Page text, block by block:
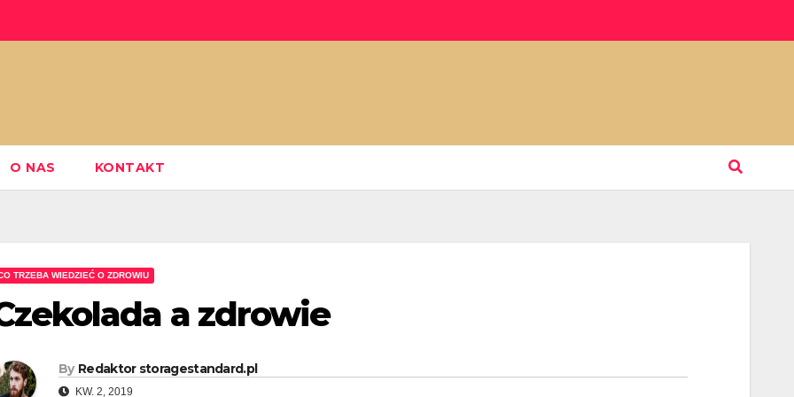
O NAS KONTAKT
TRZEBA WIEDZIEĆ O ZDROWIU
a zdrowie
By Redaktor storagestandard.pl
KW. 2, 2019